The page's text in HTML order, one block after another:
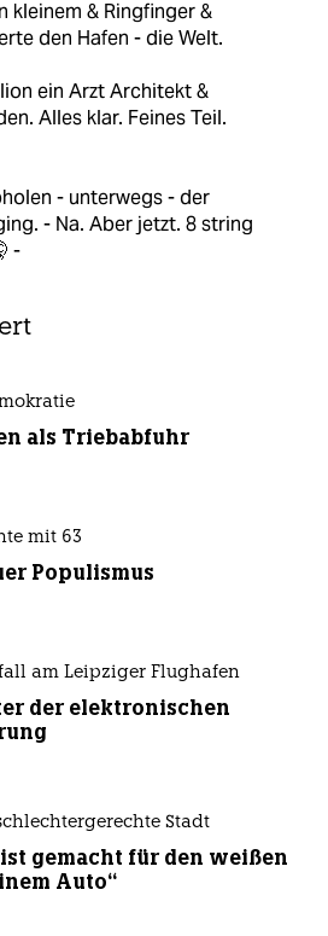
kleinem & Ringfinger &
den Hafen - die Welt.
ein Arzt Architekt &
Alles klar. Feines Teil.
- unterwegs - der
- Na. Aber jetzt. 8 string
-
als Triebabfuhr
mit 63
Populismus
am Leipziger Flughafen
der elektronischen
Stadt
ist gemacht für den weißen
Auto“